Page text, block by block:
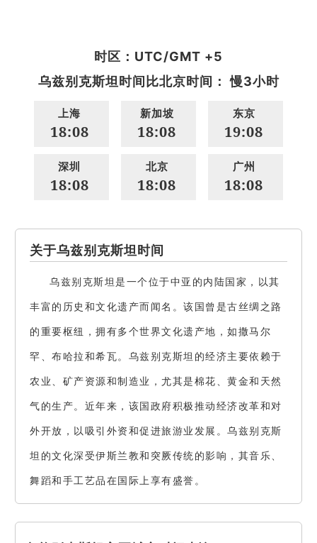
时区：UTC/GMT +5
乌兹别克斯坦时间比北京时间： 慢3小时
上海
18:08
新加坡
18:08
东京
19:08
深圳
18:08
北京
18:08
广州
18:08
关于乌兹别克斯坦时间
乌兹别克斯坦是一个位于中亚的内陆国家，以其
丰富的历史和文化遗产而闻名。该国曾是古丝绸之路
的重要枢纽，拥有多个世界文化遗产地，如撒马尔
罕、布哈拉和希瓦。乌兹别克斯坦的经济主要依赖于
农业、矿产资源和制造业，尤其是棉花、黄金和天然
气的生产。近年来，该国政府积极推动经济改革和对
外开放，以吸引外资和促进旅游业发展。乌兹别克斯
坦的文化深受伊斯兰教和突厥传统的影响，其音乐、
舞蹈和手工艺品在国际上享有盛誉。